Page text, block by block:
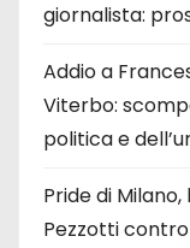
giornalista:
Addio a
Viterbo:
politica e
Pride di
Pezzotti